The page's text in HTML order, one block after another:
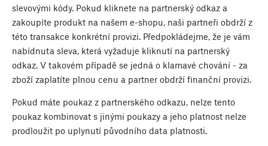
slevovými kódy. Pokud kliknete na partnerský odkaz a
zakoupíte produkt na našem e-shopu, naši partneři obdrží z
této transakce konkrétní provizi. Předpokládejme, že je vám
nabídnuta sleva, která vyžaduje kliknutí na partnerský
odkaz. V takovém případě se jedná o klamavé chování - za
zboží zaplatíte plnou cenu a partner obdrží finanční provizi.
Pokud máte poukaz z partnerského odkazu, nelze tento
poukaz kombinovat s jinými poukazy a jeho platnost nelze
prodloužit po uplynutí původního data platnosti.